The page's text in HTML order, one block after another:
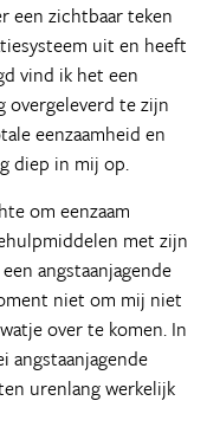
een zichtbaar teken
uit en heeft
vind ik het een
overgeleverd te zijn
eenzaamheid en
diep in mij op.
om eenzaam
met zijn
angstaanjagende
niet om mij niet
over te komen. In
angstaanjagende
urenlang werkelijk